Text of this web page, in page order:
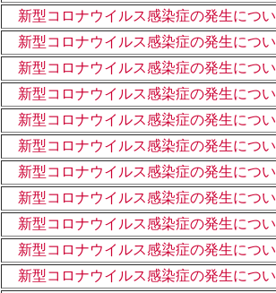
新型コロナウイルス感染症の発生につ
新型コロナウイルス感染症の発生につ
新型コロナウイルス感染症の発生につ
新型コロナウイルス感染症の発生につ
新型コロナウイルス感染症の発生につ
新型コロナウイルス感染症の発生につ
新型コロナウイルス感染症の発生につ
新型コロナウイルス感染症の発生につ
新型コロナウイルス感染症の発生につ
新型コロナウイルス感染症の発生につ
新型コロナウイルス感染症の発生につ